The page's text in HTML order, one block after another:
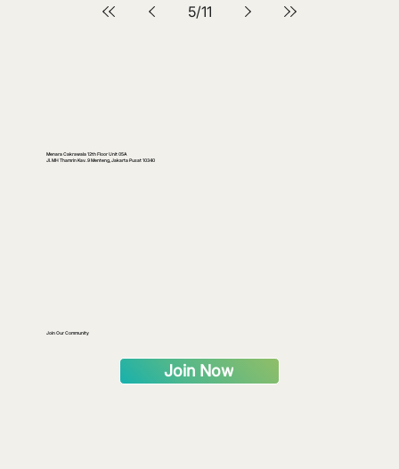
5/11
Menara Cakrawala 12th Floor Unit 05A
Jl. MH Thamrin Kav. 9 Menteng, Jakarta Pusat 10340
Join Our Community
Join Now